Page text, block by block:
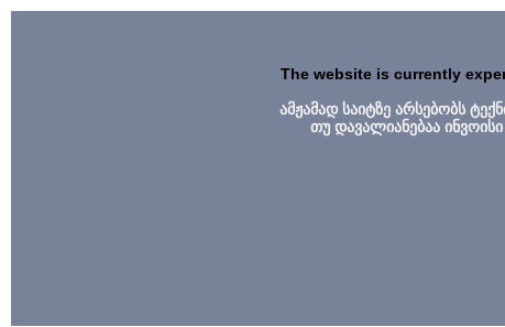
The website is currently
ამჟამად საიტზე არსებობს
თუ დავალიანებაა